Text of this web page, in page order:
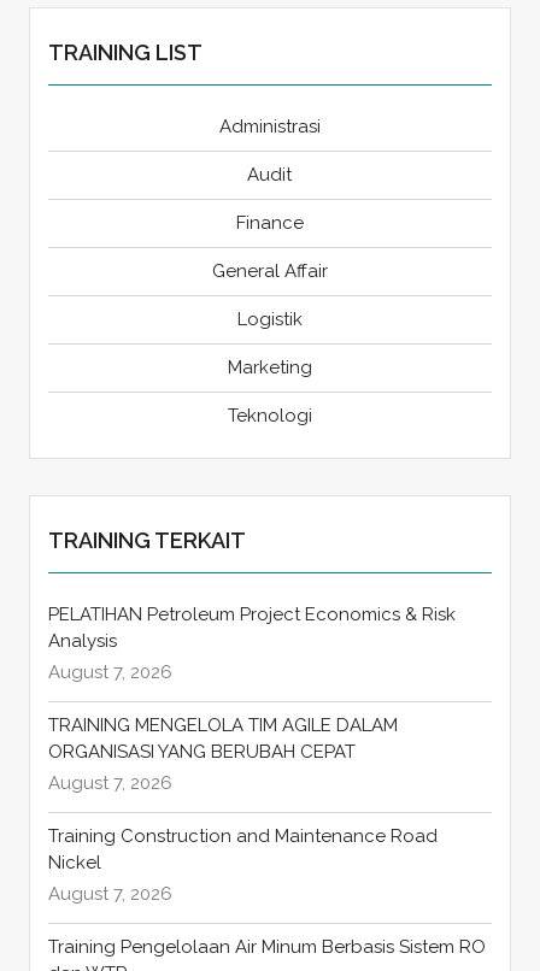
TRAINING LIST
Administrasi
Audit
Finance
General Affair
Logistik
Marketing
Teknologi
TRAINING TERKAIT
PELATIHAN Petroleum Project Economics & Risk
Analysis
August 7, 2026
TRAINING MENGELOLA TIM AGILE DALAM
ORGANISASI YANG BERUBAH CEPAT
August 7, 2026
Training Construction and Maintenance Road
Nickel
August 7, 2026
Training Pengelolaan Air Minum Berbasis Sistem RO